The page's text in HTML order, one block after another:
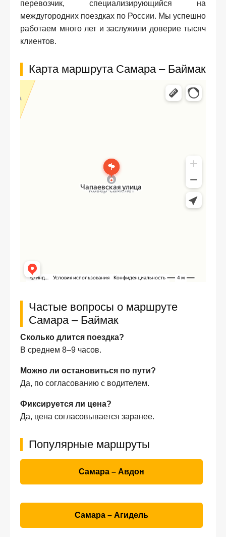
перевозчик, специализирующийся на
междугородних поездках по России. Мы успешно
работаем много лет и заслужили доверие тысяч
клиентов.
Карта маршрута Самара – Баймак
Частые вопросы о маршруте
Самара – Баймак
Сколько длится поездка?
В среднем 8–9 часов.
Можно ли остановиться по пути?
Да, по согласованию с водителем.
Фиксируется ли цена?
Да, цена согласовывается заранее.
Популярные маршруты
Самара – Авдон
Самара – Агидель